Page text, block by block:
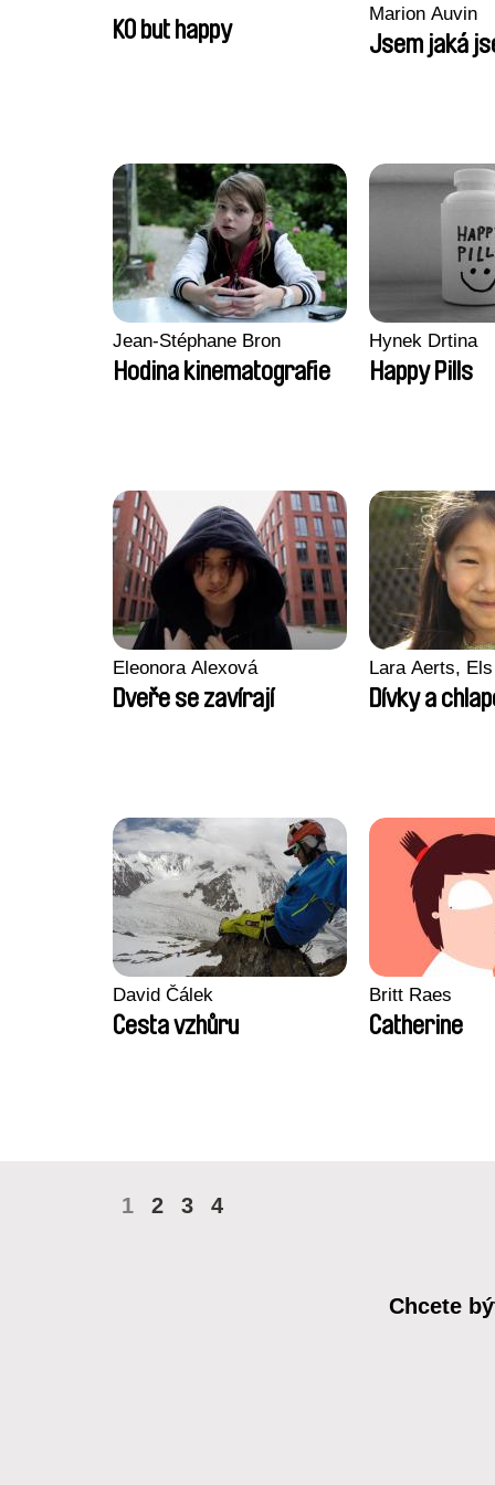
KO but happy
Marion Auvin
Jsem jaká
Jean-Stéphane Bron
Hodina kinematografie
Hynek Drtina
Happy Pills
Eleonora Alexová
Dveře se zavírají
Lara Aerts,
Dívky a
David Čálek
Cesta vzhůru
Britt Raes
Catherine
1 2 3 4
Chcete